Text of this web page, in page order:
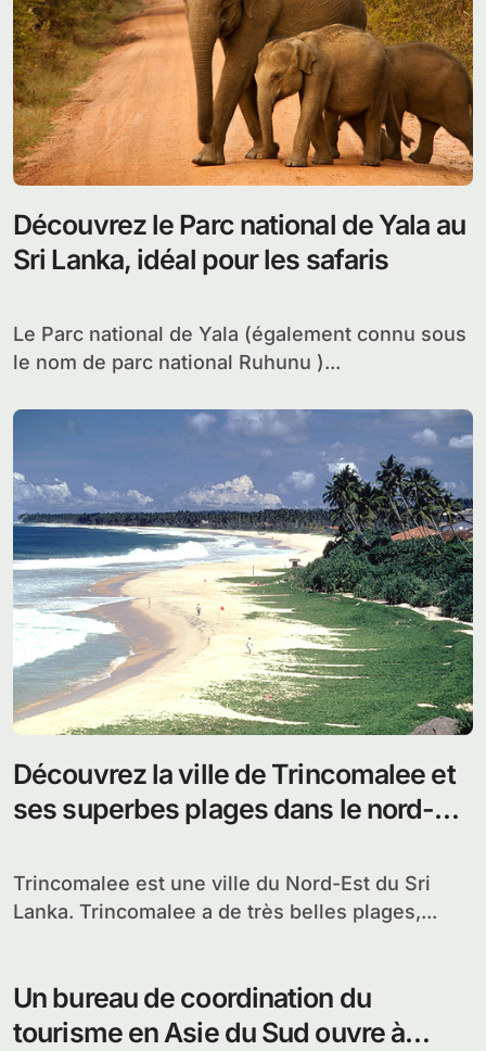
Découvrez le Parc national de Yala au
Sri Lanka, idéal pour les safaris
Le Parc national de Yala (également connu sous
le nom de parc national Ruhunu )...
Découvrez la ville de Trincomalee et
ses superbes plages dans le nord-est
Trincomalee est une ville du Nord-Est du Sri
Lanka. Trincomalee a de très belles plages,...
Un bureau de coordination du
tourisme en Asie du Sud ouvre à